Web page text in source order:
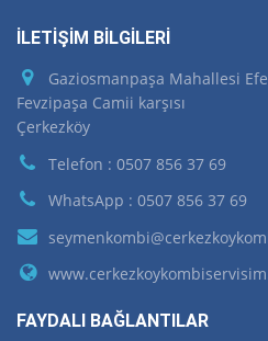
İLETİŞİM BİLGİLERİ
Gaziosmanpaşa Mahallesi
Fevzipaşa Camii karşısı
Çerkezköy
Telefon : 0507 856 37 69
WhatsApp : 0507 856 37 69
FAYDALI BAĞLANTILAR